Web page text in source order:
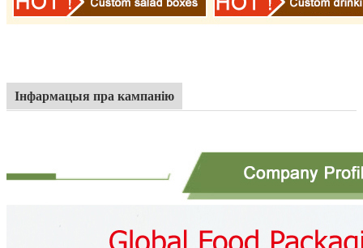
Інфармацыя пра кампанію